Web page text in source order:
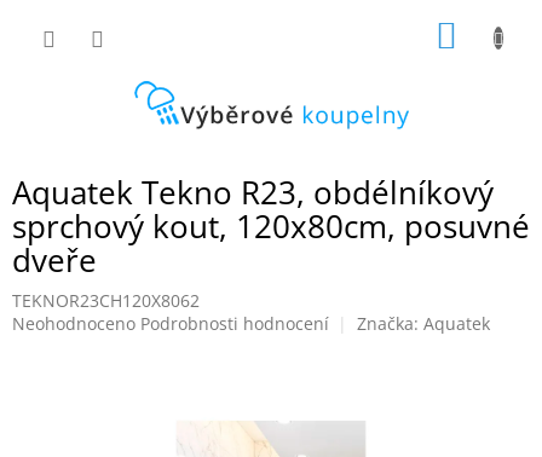
Aquatek Tekno R23, obdélníkový
sprchový kout, 120x80cm, posuvné
dveře
TEKNOR23CH120X8062
Průměrné
Neohodnoceno Podrobnosti hodnocení Značka: Aquatek